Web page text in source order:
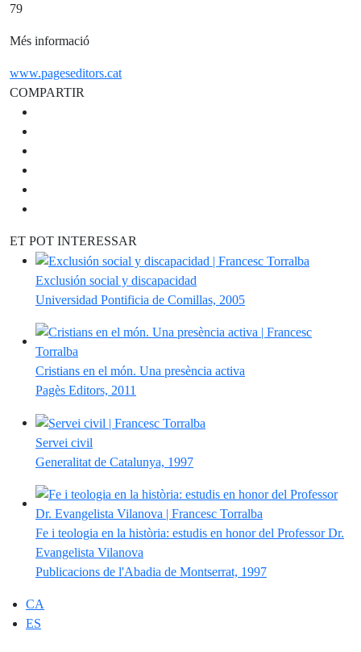
79
Més informació
www.pageseditors.cat
COMPARTIR
ET POT INTERESSAR
Exclusión social y discapacidad
Universidad Pontificia de Comillas, 2005
Cristians en el món. Una presència activa
Pagès Editors, 2011
Servei civil
Generalitat de Catalunya, 1997
Fe i teologia en la història: estudis en honor del Professor Dr.
Evangelista Vilanova
Publicacions de l'Abadia de Montserrat, 1997
CA
ES